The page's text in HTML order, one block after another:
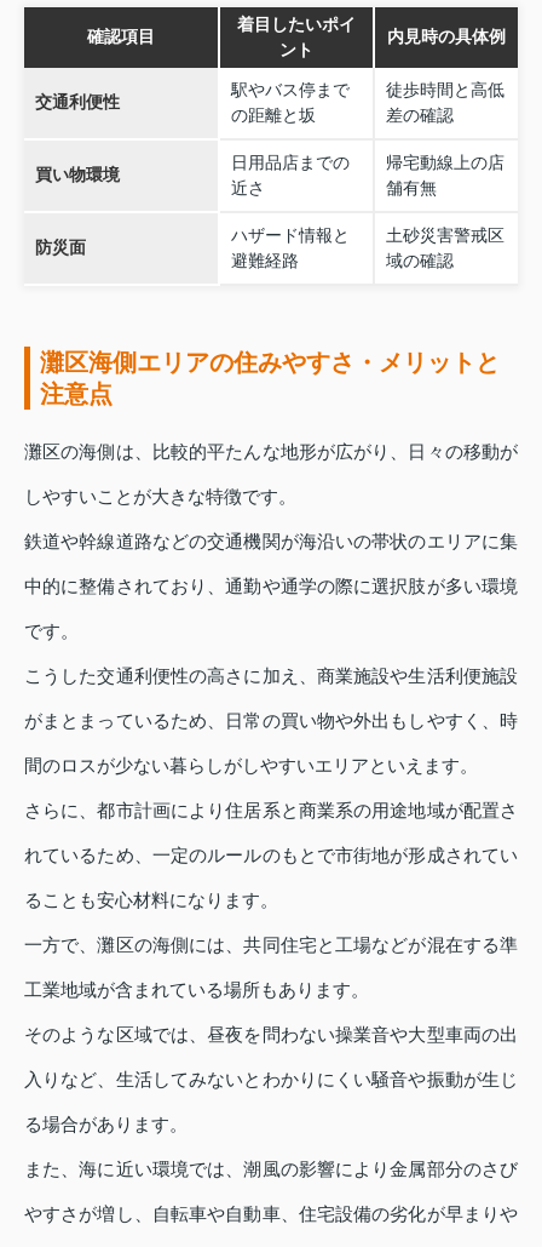
確認項目
着目したいポイ
ント
内見時の具体例
交通利便性
駅やバス停まで
の距離と坂
徒歩時間と高低
差の確認
買い物環境
日用品店までの
近さ
帰宅動線上の店
舗有無
防災面
ハザード情報と
避難経路
土砂災害警戒区
域の確認
灘区海側エリアの住みやすさ・メリットと
注意点
灘区の海側は、比較的平たんな地形が広がり、日々の移動が
しやすいことが大きな特徴です。
鉄道や幹線道路などの交通機関が海沿いの帯状のエリアに集
中的に整備されており、通勤や通学の際に選択肢が多い環境
です。
こうした交通利便性の高さに加え、商業施設や生活利便施設
がまとまっているため、日常の買い物や外出もしやすく、時
間のロスが少ない暮らしがしやすいエリアといえます。
さらに、都市計画により住居系と商業系の用途地域が配置さ
れているため、一定のルールのもとで市街地が形成されてい
ることも安心材料になります。
一方で、灘区の海側には、共同住宅と工場などが混在する準
工業地域が含まれている場所もあります。
そのような区域では、昼夜を問わない操業音や大型車両の出
入りなど、生活してみないとわかりにくい騒音や振動が生じ
る場合があります。
また、海に近い環境では、潮風の影響により金属部分のさび
やすさが増し、自転車や自動車、住宅設備の劣化が早まりや